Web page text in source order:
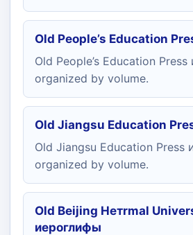
Old People’s Education
Old People’s Education
organized by volume.
Old Jiangsu Education
Old Jiangsu Education Press
organized by volume.
Old Beijing Нетrmal
иероглифы